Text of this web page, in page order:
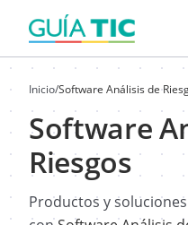
Inicio/Software Análisis de
Software
Riesgos
Productos y